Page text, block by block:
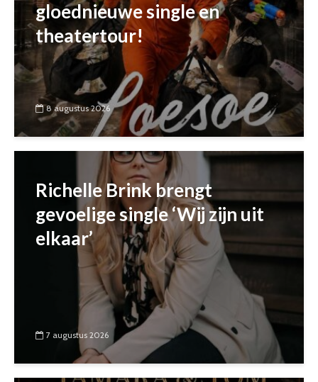
gloednieuwe single en
theatertour!
8 augustus 2026
Richelle Brink brengt
gevoelige single ‘Wij zijn uit
elkaar’
7 augustus 2026